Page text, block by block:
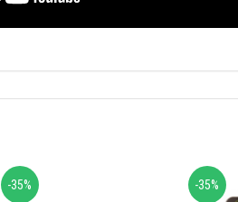
-35% -35%